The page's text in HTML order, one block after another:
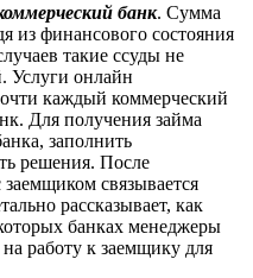
банк. Сумма
из финансового состояния
такие ссуды не
Услуги онлайн
каждый коммерческий
Для получения займа
заполнить
решения. После
связывается
рассказывает, как
банках менеджеры
работу к заемщику для